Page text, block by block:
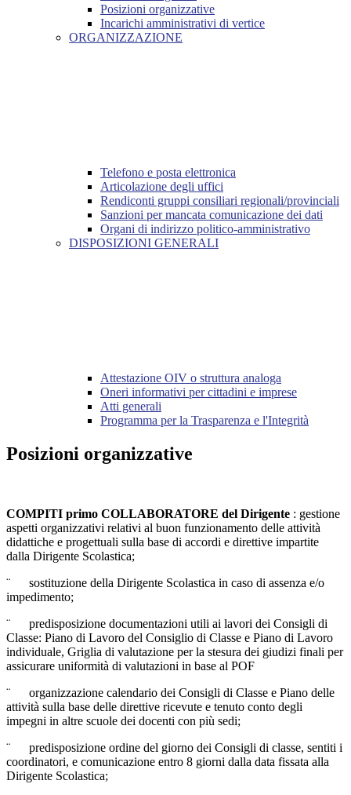
Posizioni organizzative
Incarichi amministrativi di vertice
ORGANIZZAZIONE
Telefono e posta elettronica
Articolazione degli uffici
Rendiconti gruppi consiliari regionali/provinciali
Sanzioni per mancata comunicazione dei dati
Organi di indirizzo politico-amministrativo
DISPOSIZIONI GENERALI
Attestazione OIV o struttura analoga
Oneri informativi per cittadini e imprese
Atti generali
Programma per la Trasparenza e l'Integrità
Posizioni organizzative
COMPITI primo COLLABORATORE del Dirigente : gestione
aspetti organizzativi relativi al buon funzionamento delle attività
didattiche e progettuali sulla base di accordi e direttive impartite
dalla Dirigente Scolastica;
¨ sostituzione della Dirigente Scolastica in caso di assenza e/o
impedimento;
¨ predisposizione documentazioni utili ai lavori dei Consigli di
Classe: Piano di Lavoro del Consiglio di Classe e Piano di Lavoro
individuale, Griglia di valutazione per la stesura dei giudizi finali per
assicurare uniformità di valutazioni in base al POF
¨ organizzazione calendario dei Consigli di Classe e Piano delle
attività sulla base delle direttive ricevute e tenuto conto degli
impegni in altre scuole dei docenti con più sedi;
¨ predisposizione ordine del giorno dei Consigli di classe, sentiti i
coordinatori, e comunicazione entro 8 giorni dalla data fissata alla
Dirigente Scolastica;